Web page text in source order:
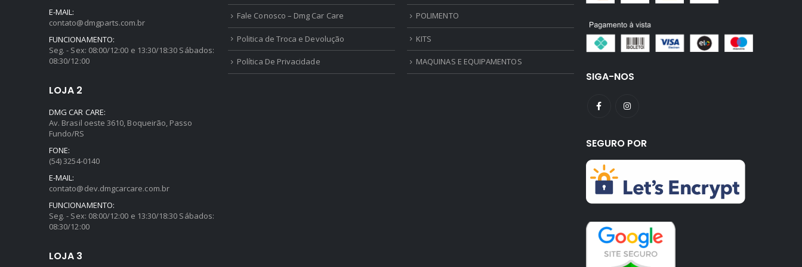
E-MAIL:
contato@dmgparts.com.br
FUNCIONAMENTO:
Seg. - Sex: 08:00/12:00 e 13:30/18:30 Sábados:
DMG CAR CARE:
Av. Brasil oeste 3610, Boqueirão, Passo
FONE:
E-MAIL:
contato@dev.dmgcarcare.com.br
FUNCIONAMENTO:
Seg. - Sex: 08:00/12:00 e 13:30/18:30 Sábados:
Fale Conosco – Dmg Car Care
Politica de Troca e Devolução